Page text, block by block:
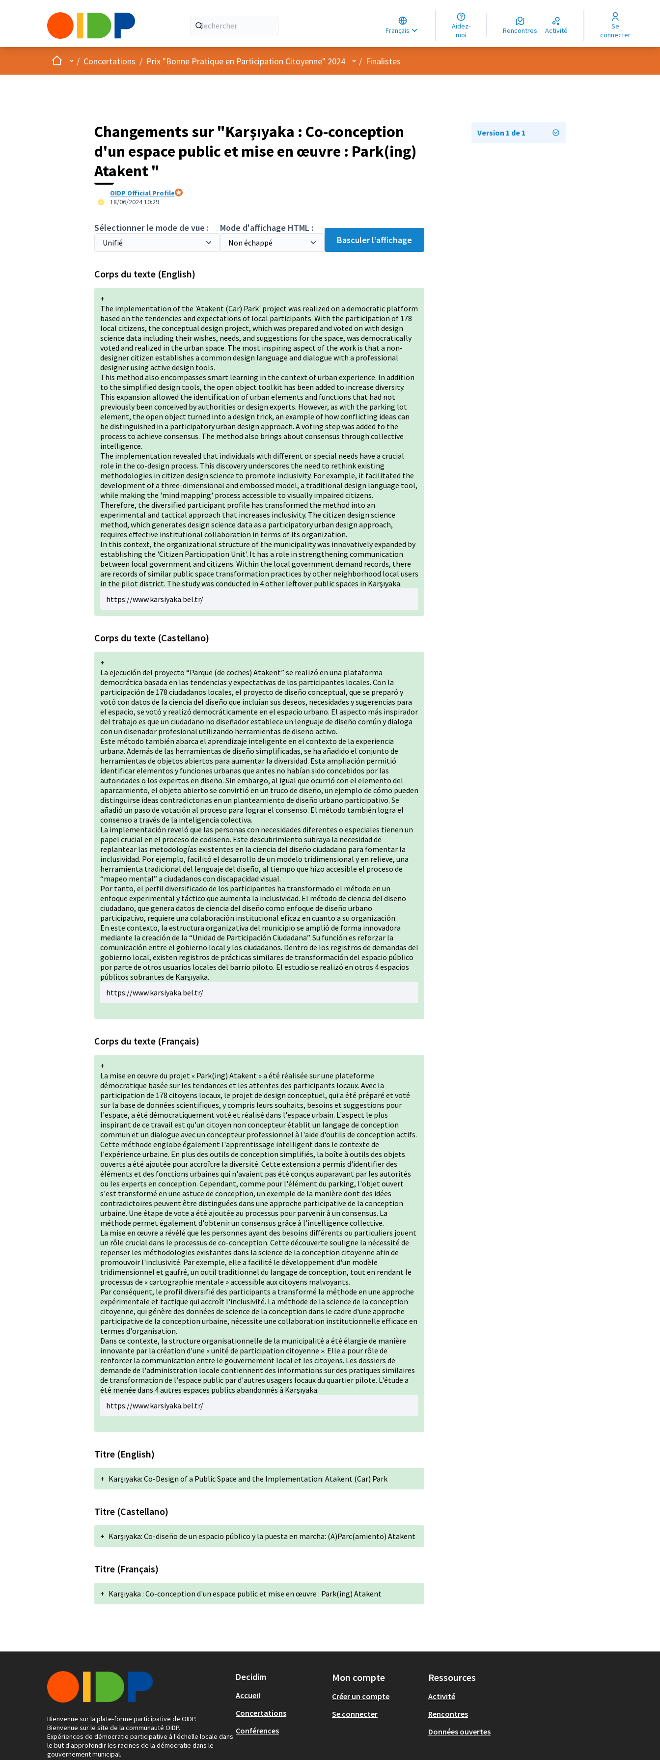
Français
Choose language
Choisir la langue
Elegir el idioma
Aidez-
moi
Rencontres Activité
Se
connecter
AccueilMenu principal
/ Concertations / Prix "Bonne Pratique en Participation Citoyenne" 2024 Menu utilisateur
/ Finalistes
Changements sur "Karşıyaka : Co-conception
d'un espace public et mise en œuvre : Park(ing)
Atakent "
OIDP Official Profile
18/06/2024 10:29
Sélectionner le mode de vue :
Mode d'affichage HTML :
Basculer l’affichage
Corps du texte (English)
+
The implementation of the 'Atakent (Car) Park' project was realized on a democratic platform
based on the tendencies and expectations of local participants. With the participation of 178
local citizens, the conceptual design project, which was prepared and voted on with design
science data including their wishes, needs, and suggestions for the space, was democratically
voted and realized in the urban space. The most inspiring aspect of the work is that a non-
designer citizen establishes a common design language and dialogue with a professional
designer using active design tools.
This method also encompasses smart learning in the context of urban experience. In addition
to the simplified design tools, the open object toolkit has been added to increase diversity.
This expansion allowed the identification of urban elements and functions that had not
previously been conceived by authorities or design experts. However, as with the parking lot
element, the open object turned into a design trick, an example of how conflicting ideas can
be distinguished in a participatory urban design approach. A voting step was added to the
process to achieve consensus. The method also brings about consensus through collective
intelligence.
The implementation revealed that individuals with different or special needs have a crucial
role in the co-design process. This discovery underscores the need to rethink existing
methodologies in citizen design science to promote inclusivity. For example, it facilitated the
development of a three-dimensional and embossed model, a traditional design language tool,
while making the 'mind mapping' process accessible to visually impaired citizens.
Therefore, the diversified participant profile has transformed the method into an
experimental and tactical approach that increases inclusivity. The citizen design science
method, which generates design science data as a participatory urban design approach,
requires effective institutional collaboration in terms of its organization.
In this context, the organizational structure of the municipality was innovatively expanded by
establishing the 'Citizen Participation Unit'. It has a role in strengthening communication
between local government and citizens. Within the local government demand records, there
are records of similar public space transformation practices by other neighborhood local users
in the pilot district. The study was conducted in 4 other leftover public spaces in Karşıyaka.
https://www.karsiyaka.bel.tr/
Corps du texte (Castellano)
+
La ejecución del proyecto “Parque (de coches) Atakent” se realizó en una plataforma
democrática basada en las tendencias y expectativas de los participantes locales. Con la
participación de 178 ciudadanos locales, el proyecto de diseño conceptual, que se preparó y
votó con datos de la ciencia del diseño que incluían sus deseos, necesidades y sugerencias para
el espacio, se votó y realizó democráticamente en el espacio urbano. El aspecto más inspirador
del trabajo es que un ciudadano no diseñador establece un lenguaje de diseño común y dialoga
con un diseñador profesional utilizando herramientas de diseño activo.
Este método también abarca el aprendizaje inteligente en el contexto de la experiencia
urbana. Además de las herramientas de diseño simplificadas, se ha añadido el conjunto de
herramientas de objetos abiertos para aumentar la diversidad. Esta ampliación permitió
identificar elementos y funciones urbanas que antes no habían sido concebidos por las
autoridades o los expertos en diseño. Sin embargo, al igual que ocurrió con el elemento del
aparcamiento, el objeto abierto se convirtió en un truco de diseño, un ejemplo de cómo pueden
distinguirse ideas contradictorias en un planteamiento de diseño urbano participativo. Se
añadió un paso de votación al proceso para lograr el consenso. El método también logra el
consenso a través de la inteligencia colectiva.
La implementación reveló que las personas con necesidades diferentes o especiales tienen un
papel crucial en el proceso de codiseño. Este descubrimiento subraya la necesidad de
replantear las metodologías existentes en la ciencia del diseño ciudadano para fomentar la
inclusividad. Por ejemplo, facilitó el desarrollo de un modelo tridimensional y en relieve, una
herramienta tradicional del lenguaje del diseño, al tiempo que hizo accesible el proceso de
“mapeo mental” a ciudadanos con discapacidad visual.
Por tanto, el perfil diversificado de los participantes ha transformado el método en un
enfoque experimental y táctico que aumenta la inclusividad. El método de ciencia del diseño
ciudadano, que genera datos de ciencia del diseño como enfoque de diseño urbano
participativo, requiere una colaboración institucional eficaz en cuanto a su organización.
En este contexto, la estructura organizativa del municipio se amplió de forma innovadora
mediante la creación de la “Unidad de Participación Ciudadana”. Su función es reforzar la
comunicación entre el gobierno local y los ciudadanos. Dentro de los registros de demandas del
gobierno local, existen registros de prácticas similares de transformación del espacio público
por parte de otros usuarios locales del barrio piloto. El estudio se realizó en otros 4 espacios
públicos sobrantes de Karşıyaka.
https://www.karsiyaka.bel.tr/
Corps du texte (Français)
+
La mise en œuvre du projet « Park(ing) Atakent » a été réalisée sur une plateforme
démocratique basée sur les tendances et les attentes des participants locaux. Avec la
participation de 178 citoyens locaux, le projet de design conceptuel, qui a été préparé et voté
sur la base de données scientifiques, y compris leurs souhaits, besoins et suggestions pour
l'espace, a été démocratiquement voté et réalisé dans l'espace urbain. L'aspect le plus
inspirant de ce travail est qu'un citoyen non concepteur établit un langage de conception
commun et un dialogue avec un concepteur professionnel à l'aide d'outils de conception actifs.
Cette méthode englobe également l'apprentissage intelligent dans le contexte de
l'expérience urbaine. En plus des outils de conception simplifiés, la boîte à outils des objets
ouverts a été ajoutée pour accroître la diversité. Cette extension a permis d'identifier des
éléments et des fonctions urbaines qui n'avaient pas été conçus auparavant par les autorités
ou les experts en conception. Cependant, comme pour l'élément du parking, l'objet ouvert
s'est transformé en une astuce de conception, un exemple de la manière dont des idées
contradictoires peuvent être distinguées dans une approche participative de la conception
urbaine. Une étape de vote a été ajoutée au processus pour parvenir à un consensus. La
méthode permet également d'obtenir un consensus grâce à l'intelligence collective.
La mise en œuvre a révélé que les personnes ayant des besoins différents ou particuliers jouent
un rôle crucial dans le processus de co-conception. Cette découverte souligne la nécessité de
repenser les méthodologies existantes dans la science de la conception citoyenne afin de
promouvoir l'inclusivité. Par exemple, elle a facilité le développement d'un modèle
tridimensionnel et gaufré, un outil traditionnel du langage de conception, tout en rendant le
processus de « cartographie mentale » accessible aux citoyens malvoyants.
Par conséquent, le profil diversifié des participants a transformé la méthode en une approche
expérimentale et tactique qui accroît l'inclusivité. La méthode de la science de la conception
citoyenne, qui génère des données de science de la conception dans le cadre d'une approche
participative de la conception urbaine, nécessite une collaboration institutionnelle efficace en
termes d'organisation.
Dans ce contexte, la structure organisationnelle de la municipalité a été élargie de manière
innovante par la création d'une « unité de participation citoyenne ». Elle a pour rôle de
renforcer la communication entre le gouvernement local et les citoyens. Les dossiers de
demande de l'administration locale contiennent des informations sur des pratiques similaires
de transformation de l'espace public par d'autres usagers locaux du quartier pilote. L'étude a
été menée dans 4 autres espaces publics abandonnés à Karşıyaka.
https://www.karsiyaka.bel.tr/
Titre (English)
+ Karşıyaka: Co-Design of a Public Space and the Implementation: Atakent (Car) Park
Titre (Castellano)
+ Karşıyaka: Co-diseño de un espacio público y la puesta en marcha: (A)Parc(amiento) Atakent
Titre (Français)
+ Karşıyaka : Co-conception d'un espace public et mise en œuvre : Park(ing) Atakent
Version 1 de 1
Bienvenue sur la plate-forme participative de OIDP.
Bienvenue sur le site de la communauté OIDP.
Expériences de démocratie participative à l'échelle locale dans
le but d'approfondir les racines de la démocratie dans le
gouvernement municipal.
Decidim
Accueil
Concertations
Conférences
Mon compte
Créer un compte
Se connecter
Ressources
Activité
Rencontres
Données ouvertes